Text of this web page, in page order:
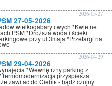
27-05-2026
2026-05-27
wielkogabarytowych *Kwietne
PSM *Droższa woda i ścieki
przy ul.3maja *Przetargi na
29-04-2026
2026-04-29
*Wewnętrzny parking z
przyśpiesza
zawitać do Ciebie - bądź czujny